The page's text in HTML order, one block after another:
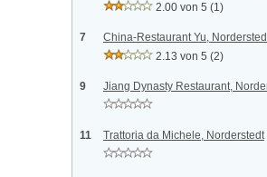
2.00 von 5 (1)
7
China-Restaurant Yu,
2.13 von 5 (2)
9 Jiang Dynasty Restaurant,
11 Trattoria da Michele, Norderstedt